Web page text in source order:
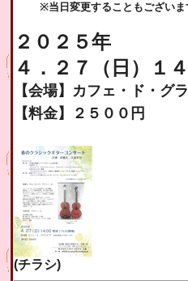
※当日変更することもございま
２０２５年
４．２７（日）１
【会場】カフェ・ド・
【料金】２５００円
(チラシ)